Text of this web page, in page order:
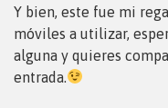
Y bien, este fue mi
móviles a utilizar,
alguna y quieres
entrada.